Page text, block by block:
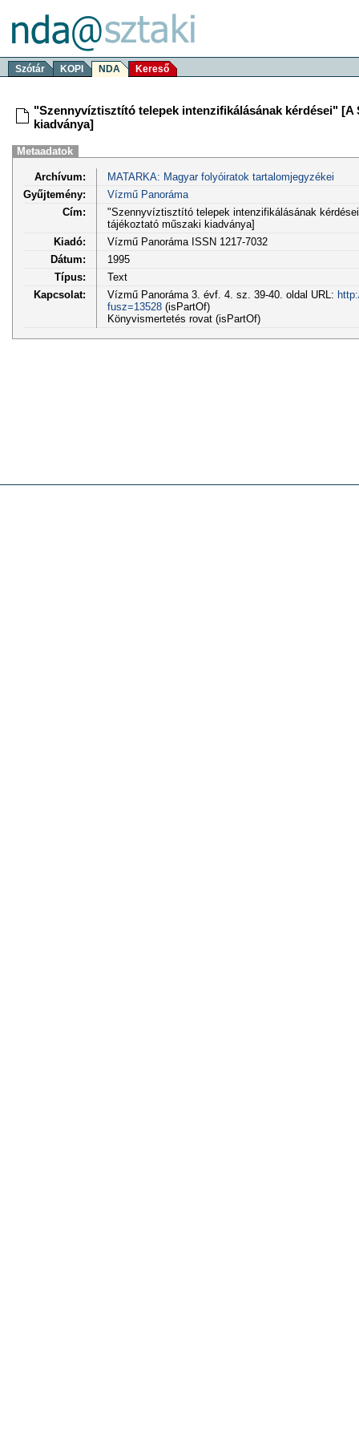
Szótár KOPI NDA Kereső
"Szennyvíztisztító telepek intenzifikálásának kérdései"
kiadványa]
Metaadatok
Archívum:
MATARKA: Magyar folyóiratok tartalomjegyzékei
Gyűjtemény:
Vízmű Panoráma
Cím:
"Szennyvíztisztító telepek intenzifikálásának
tájékoztató műszaki kiadványa]
Kiadó:
Vízmű Panoráma ISSN 1217-7032
Dátum:
1995
Típus:
Text
Kapcsolat:
Vízmű Panoráma 3. évf. 4. sz. 39-40. oldal URL:
fusz=13528(isPartOf)
Könyvismertetés rovat (isPartOf)